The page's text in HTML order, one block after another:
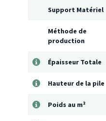
Support Matériel
Méthode de
production
Épaisseur Totale
Hauteur de la pile
Poids au m²